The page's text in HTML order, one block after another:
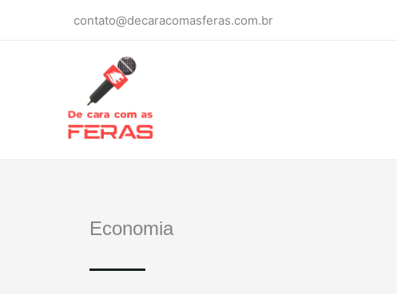
contato@decaracomasferas.com.br
Economia